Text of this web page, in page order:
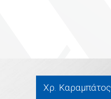
Χρ. Καραμπάτος